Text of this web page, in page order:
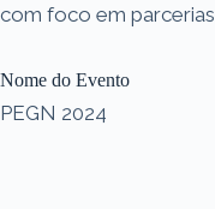
com foco em parcerias
Nome do Evento
PEGN 2024